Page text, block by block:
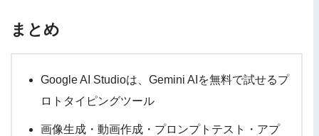
まとめ
Google AI Studioは、Gemini AIを無料で試せるプ
ロトタイピングツール
画像生成・動画作成・プロンプトテスト・アプ